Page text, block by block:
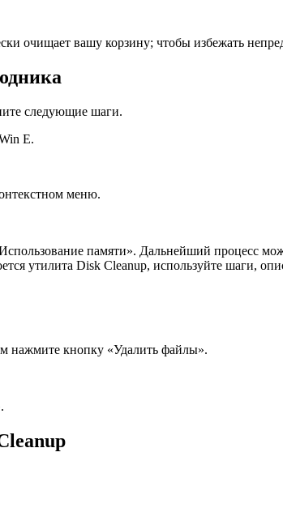
очищает вашу корзину; чтобы избежать
следующие шаги.
E.
меню.
памяти». Дальнейший процесс
утилита Disk Cleanup, используйте шаги,
нажмите кнопку «Удалить файлы».